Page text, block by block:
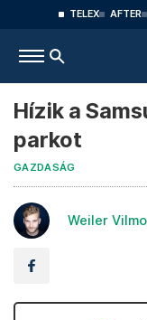
TELEX AFTER
Hízik a
parkot
GAZDASÁG
Weiler